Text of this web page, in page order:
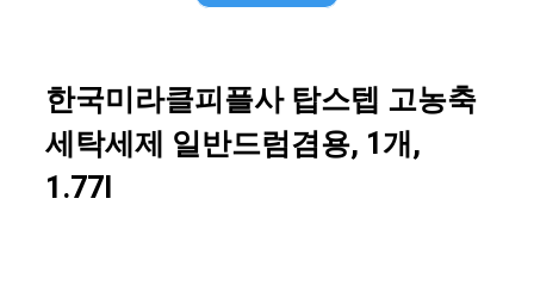
한국미라클피플사 탑스텝 고농축
세탁세제 일반드럼겸용, 1개,
1.77l